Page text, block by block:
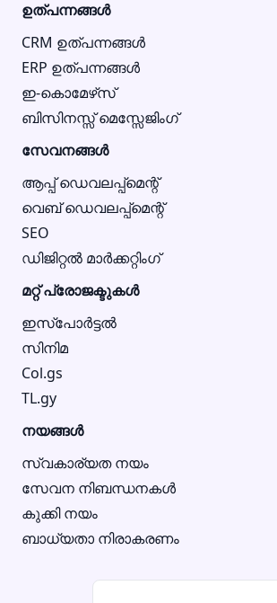
ഉത്പന്നങ്ങൾ
CRM ഉത്പന്നങ്ങൾ
ERP ഉത്പന്നങ്ങൾ
ഇ-കൊമേഴ്‌സ്
ബിസിനസ്സ് മെസ്സേജിംഗ്
സേവനങ്ങൾ
ആപ്പ് ഡെവലപ്പ്മെന്റ്
വെബ് ഡെവലപ്പ്മെന്റ്
SEO
ഡിജിറ്റൽ മാർക്കറ്റിംഗ്
മറ്റ് പ്രോജക്ടുകൾ
ഇസ്‌പോർട്ടൽ
സിനിമ
Col.gs
TL.gy
നയങ്ങൾ
സ്വകാര്യത നയം
സേവന നിബന്ധനകൾ
കുക്കി നയം
ബാധ്യതാ നിരാകരണം